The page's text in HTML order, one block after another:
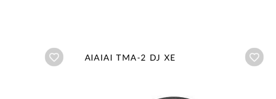
Añadir a wishlist
AIAIAI TMA-2 DJ XE